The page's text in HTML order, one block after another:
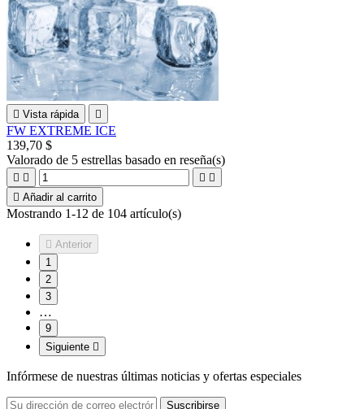
 Vista rápida 
FW EXTREME ICE
139,70 $
Valorado de 5 estrellas basado en reseña(s)
   
 Añadir al carrito
Mostrando 1-12 de 104 artículo(s)
 Anterior
1
2
3
…
9
Siguiente 
Infórmese de nuestras últimas noticias y ofertas especiales